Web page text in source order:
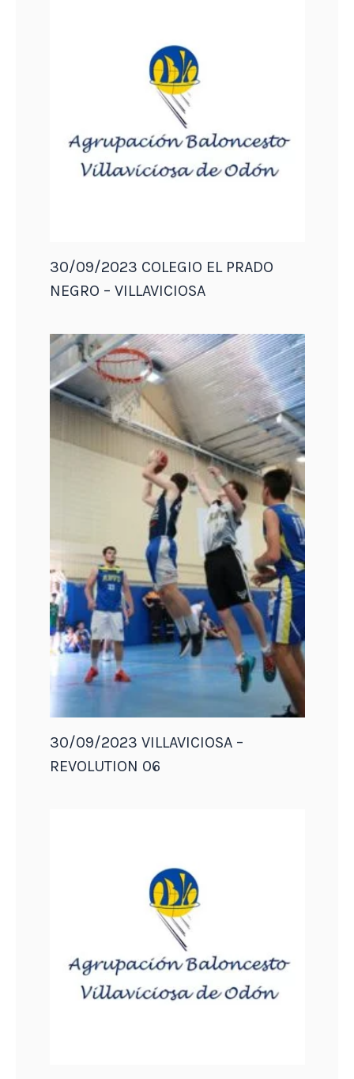
30/09/2023 COLEGIO EL PRADO
NEGRO – VILLAVICIOSA
30/09/2023 VILLAVICIOSA –
REVOLUTION 06